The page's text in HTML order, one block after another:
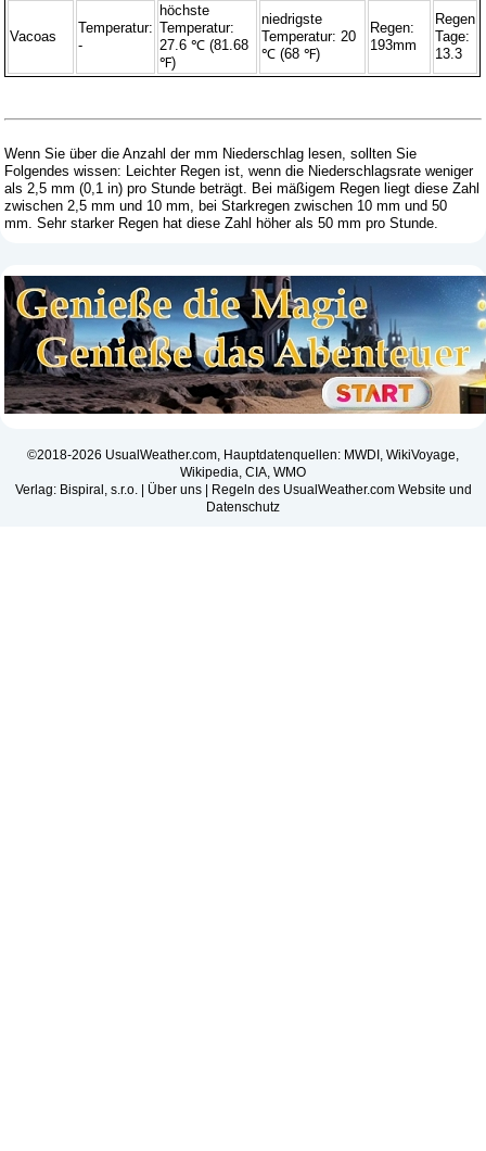
Vacoas
Temperatur:
-
höchste
Temperatur:
27.6 ℃ (81.68
℉)
niedrigste
Temperatur: 20
℃ (68 ℉)
Regen:
193mm
Regen
Tage:
13.3
Wenn Sie über die Anzahl der mm Niederschlag lesen, sollten Sie
Folgendes wissen: Leichter Regen ist, wenn die Niederschlagsrate weniger
als 2,5 mm (0,1 in) pro Stunde beträgt. Bei mäßigem Regen liegt diese Zahl
zwischen 2,5 mm und 10 mm, bei Starkregen zwischen 10 mm und 50
mm. Sehr starker Regen hat diese Zahl höher als 50 mm pro Stunde.
©2018-2026 UsualWeather.com, Hauptdatenquellen: MWDI, WikiVoyage,
Wikipedia, CIA, WMO
Verlag: Bispiral, s.r.o. | Über uns| Regeln des UsualWeather.com Website und
Datenschutz